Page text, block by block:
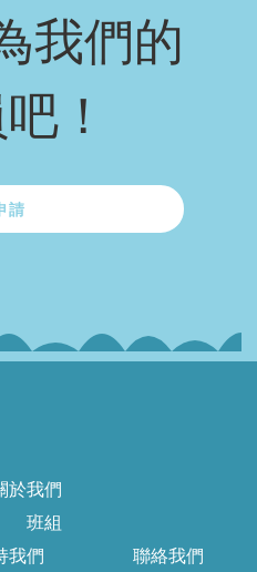
我們的
！
請
於我們
班組
我們 聯絡我們